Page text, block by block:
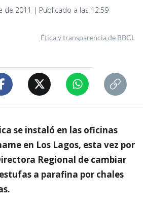
de 2011 | Publicado a las 12:59
Ética y transparencia de BBCL
se instaló en las oficinas
en Los Lagos, esta vez por
Regional de cambiar
a parafina por chales